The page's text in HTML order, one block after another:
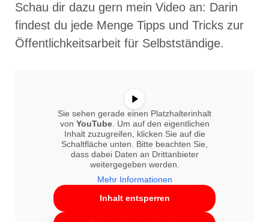
Schau dir dazu gern mein Video an: Darin
findest du jede Menge Tipps und Tricks zur
Öffentlichkeitsarbeit für Selbstständige.
Sie sehen gerade einen Platzhalterinhalt
von YouTube. Um auf den eigentlichen
Inhalt zuzugreifen, klicken Sie auf die
Schaltfläche unten. Bitte beachten Sie,
dass dabei Daten an Drittanbieter
weitergegeben werden.
Mehr Informationen
Inhalt entsperren